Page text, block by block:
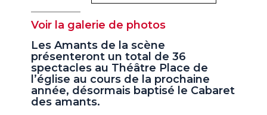
Voir la galerie de photos
Les Amants de la scène
présenteront un total de 36
spectacles au Théâtre Place de
l’église au cours de la prochaine
année, désormais baptisé le Cabaret
des amants.